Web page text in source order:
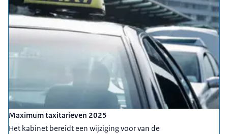
Maximum taxitarieven 2025
Het kabinet bereidt een wijziging voor van de